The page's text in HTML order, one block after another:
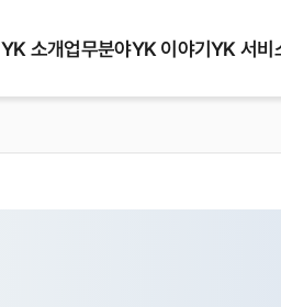
YK 소개업무분야YK 이야기YK 서비